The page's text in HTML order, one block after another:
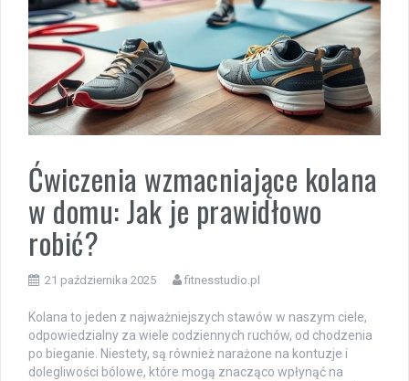
Ćwiczenia wzmacniające kolana
w domu: Jak je prawidłowo
robić?
21 października 2025 fitnesstudio.pl
Kolana to jeden z najważniejszych stawów w naszym ciele,
odpowiedzialny za wiele codziennych ruchów, od chodzenia
po bieganie. Niestety, są również narażone na kontuzje i
dolegliwości bólowe, które mogą znacząco wpłynąć na